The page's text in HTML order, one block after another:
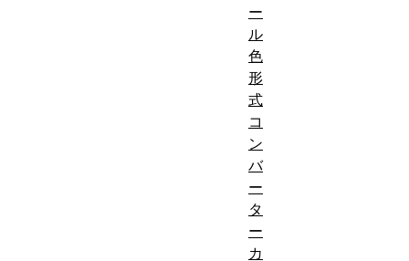
ー
ル
色
形
式
コ
ン
バ
ー
タ
ー
カ